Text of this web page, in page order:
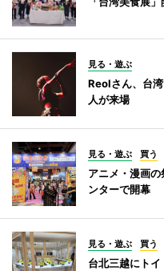
見る・遊ぶ
Reolさん、台
人が来場
見る・遊ぶ 買う
アニメ・漫画
ンターで開幕
見る・遊ぶ 買う
台北三越にト